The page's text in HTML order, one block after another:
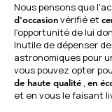
Nous pensons que
d'occasionvérifié et
l'opportunité de lui
Inutile de dépenser
astronomiques pour
vous pouvez opter
de haute qualité , en
et en vous le faisant